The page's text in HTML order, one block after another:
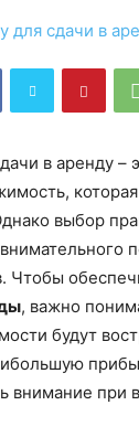
в аренду –
выбор
Чтобы
, важно
будут
внимание при